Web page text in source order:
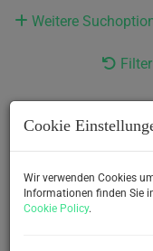
Weitere
1 2
Cookie
Wir verwenden Cookies
Informationen finden Sie
Cookie Policy.